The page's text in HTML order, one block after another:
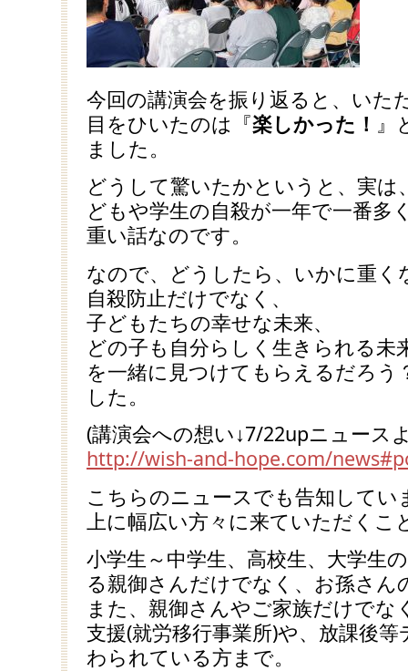
今回の講演会を振り返ると、いた
目をひいたのは『楽しかった！ 』
ました。
どうして驚いたかというと、実は
どもや学生の自殺が一年で一番多
重い話なのです。
なので、どうしたら、いかに重く
自殺防止だけでなく、
子どもたちの幸せな未来、
どの子も自分らしく生きられる未
を一緒に見つけてもらえるだろう
した。
(講演会への想い↓7/22upニュース
http://wish-and-hope.com/
こちらのニュースでも告知してい
上に幅広い方々に来ていただくこ
小学生～中学生、高校生、大学生
る親御さんだけでなく、お孫さ
また、親御さんやご家族だけでな
支援(就労移行事業所)や、放課後
わられている方まで。